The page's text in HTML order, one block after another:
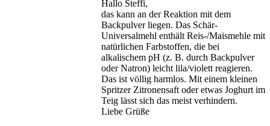
Hallo Steffi,
das kann an der Reaktion mit dem
Backpulver liegen. Das Schär-
Universalmehl enthält Reis-/Maismehle mit
natürlichen Farbstoffen, die bei
alkalischem pH (z. B. durch Backpulver
oder Natron) leicht lila/violett reagieren.
Das ist völlig harmlos. Mit einem kleinen
Spritzer Zitronensaft oder etwas Joghurt im
Teig lässt sich das meist verhindern.
Liebe Grüße